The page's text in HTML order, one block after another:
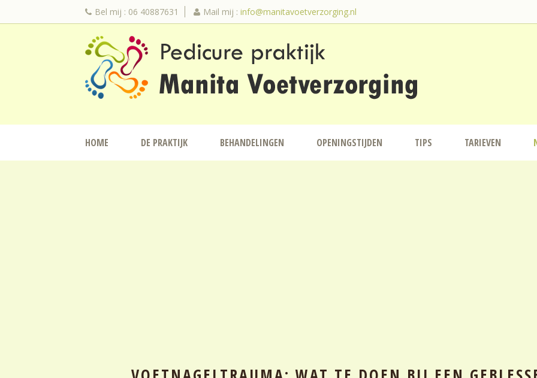
Bel mij : 06 40887631 Mail mij : info@manitavoetverzorging.nl
HOME DE PRAKTIJK BEHANDELINGEN OPENINGSTIJDEN TIPS TARIEVEN